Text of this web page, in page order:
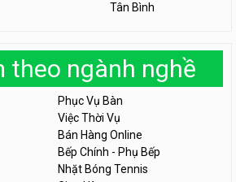
Tân Bình
theo ngành nghề
Phục Vụ Bàn
Việc Thời Vụ
Bán Hàng Online
Bếp Chính - Phụ Bếp
Nhặt Bóng Tennis